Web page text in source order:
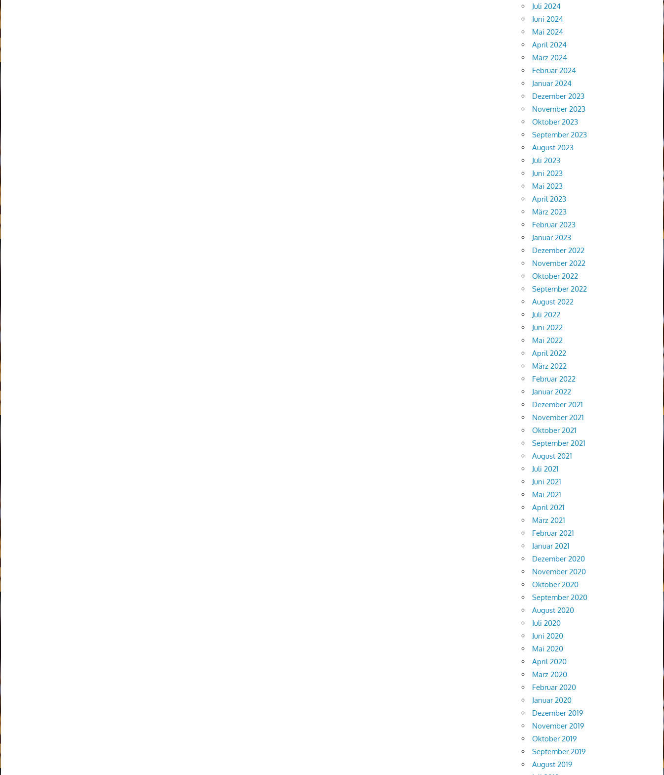
Juli 2024
Juni 2024
Mai 2024
April 2024
März 2024
Februar 2024
Januar 2024
Dezember 2023
November 2023
Oktober 2023
September 2023
August 2023
Juli 2023
Juni 2023
Mai 2023
April 2023
März 2023
Februar 2023
Januar 2023
Dezember 2022
November 2022
Oktober 2022
September 2022
August 2022
Juli 2022
Juni 2022
Mai 2022
April 2022
März 2022
Februar 2022
Januar 2022
Dezember 2021
November 2021
Oktober 2021
September 2021
August 2021
Juli 2021
Juni 2021
Mai 2021
April 2021
März 2021
Februar 2021
Januar 2021
Dezember 2020
November 2020
Oktober 2020
September 2020
August 2020
Juli 2020
Juni 2020
Mai 2020
April 2020
März 2020
Februar 2020
Januar 2020
Dezember 2019
November 2019
Oktober 2019
September 2019
August 2019